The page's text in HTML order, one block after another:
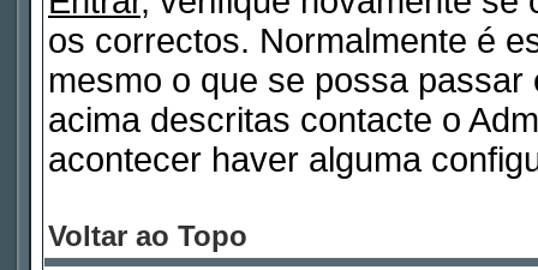
os correctos. Normalmente é
mesmo o que se possa
acima descritas contacte o
acontecer haver alguma
Voltar ao Topo